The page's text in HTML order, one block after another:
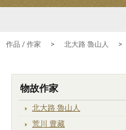
作品 / 作家 > 北大路 魯山人 >
物故作家
北大路 魯山人
荒川 豊藏